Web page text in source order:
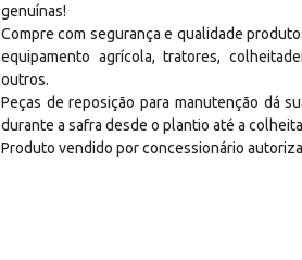
genuínas!
Compre com segurança e qualidade
equipamento agrícola, tratores,
outros.
Peças de reposição para manutenção dá
durante a safra desde o plantio até a
Produto vendido por concessionário